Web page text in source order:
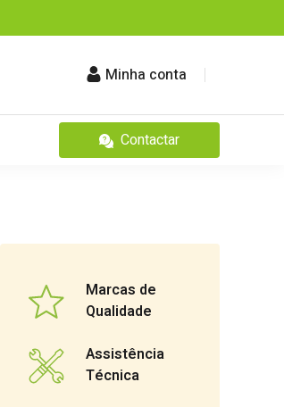
Minha conta
Contactar
Marcas de
Qualidade
Assistência
Técnica